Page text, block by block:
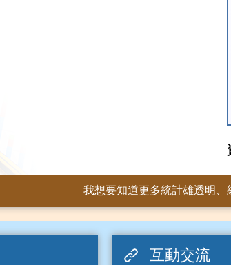
我想要知道更多統計雄透明
互動交流